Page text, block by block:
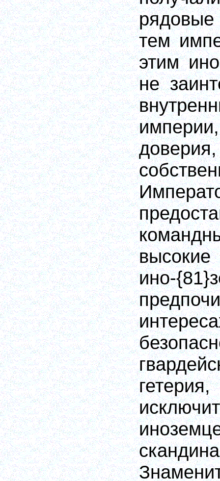
тем
этим
не
ино-